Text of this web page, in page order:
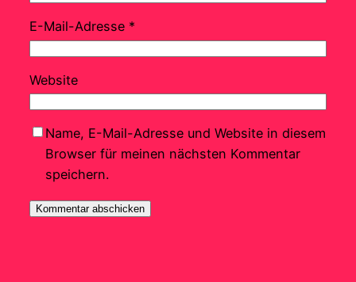
E-Mail-Adresse *
Website
Name, E-Mail-Adresse und Website in diesem
Browser für meinen nächsten Kommentar
speichern.